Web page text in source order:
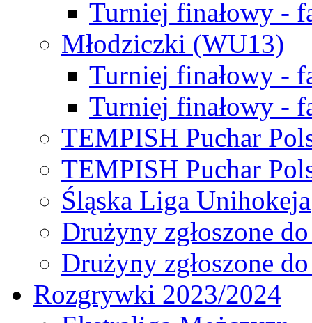
Turniej finałowy -
Młodziczki (WU13)
Turniej finałowy -
Turniej finałowy -
TEMPISH Puchar
TEMPISH Puchar
Śląska Liga Unihokeja
Drużyny zgłoszone
Drużyny zgłoszone
Rozgrywki 2023/2024